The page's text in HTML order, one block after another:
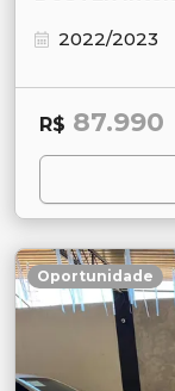
2022/2023
R$ 87.990
Oportunidade